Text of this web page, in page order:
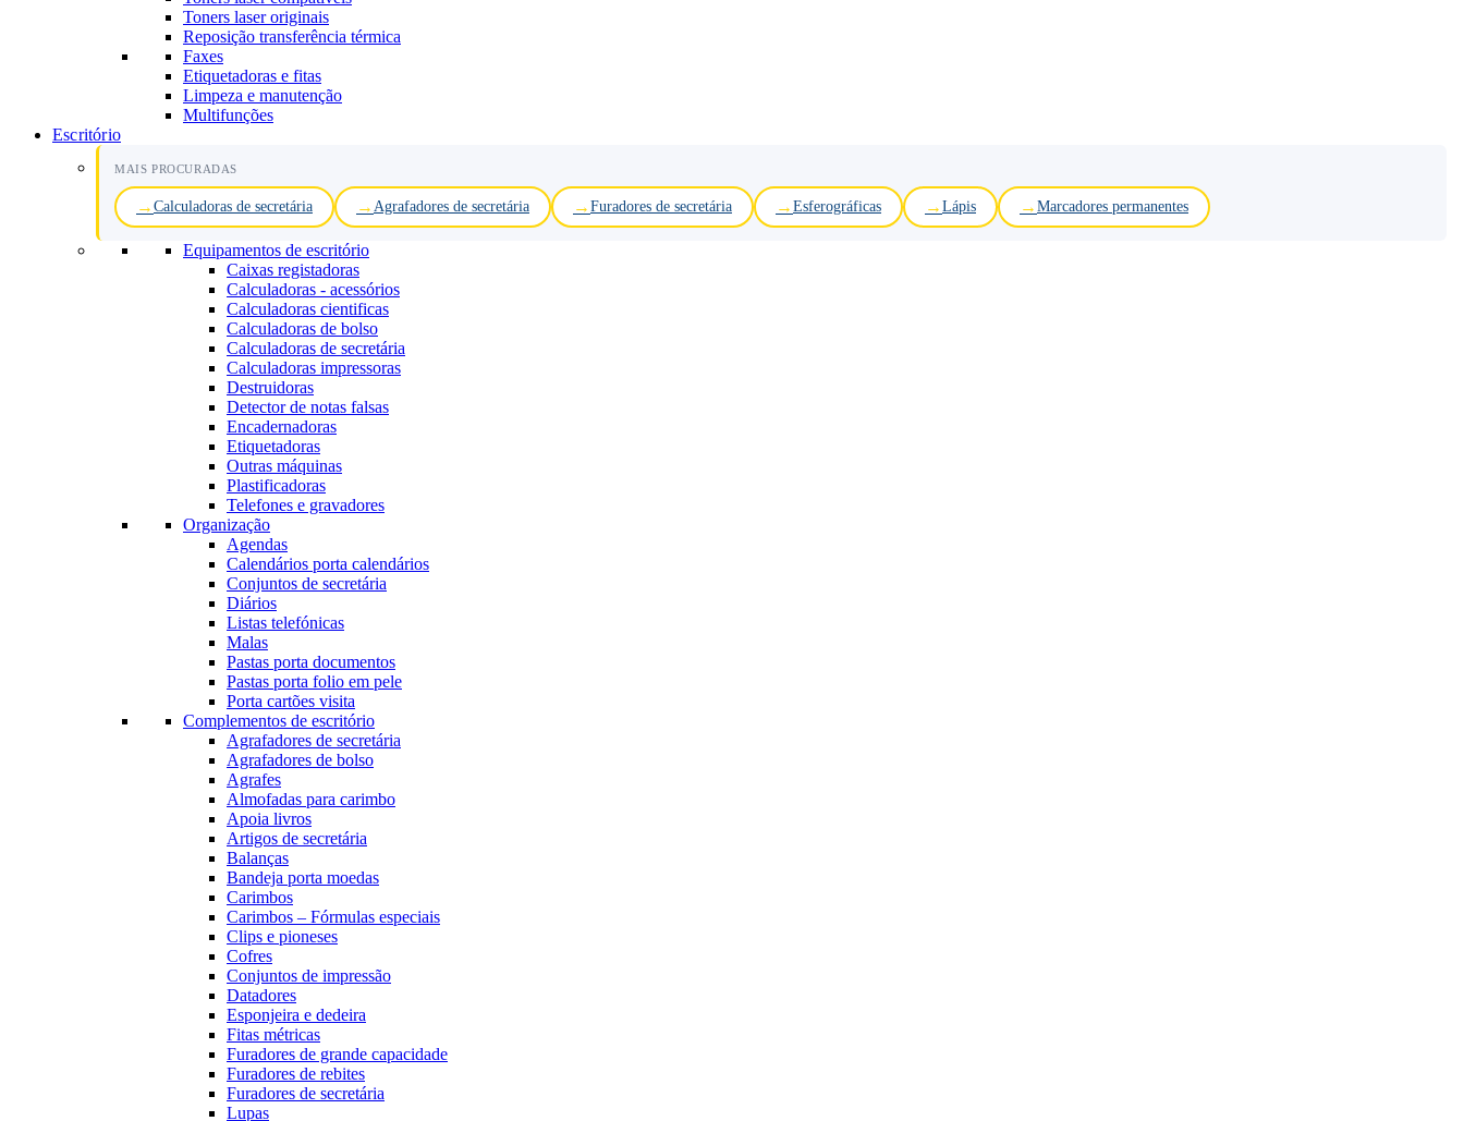
Toners laser originais
Reposição transferência térmica
Faxes
Etiquetadoras e fitas
Limpeza e manutenção
Multifunções
Escritório
MAIS PROCURADAS
Calculadoras de secretária Agrafadores de secretária Furadores de secretária Esferográficas Lápis Marcadores permanentes
Equipamentos de escritório
Caixas registadoras
Calculadoras - acessórios
Calculadoras cientificas
Calculadoras de bolso
Calculadoras de secretária
Calculadoras impressoras
Destruidoras
Detector de notas falsas
Encadernadoras
Etiquetadoras
Outras máquinas
Plastificadoras
Telefones e gravadores
Organização
Agendas
Calendários porta calendários
Conjuntos de secretária
Diários
Listas telefónicas
Malas
Pastas porta documentos
Pastas porta folio em pele
Porta cartões visita
Complementos de escritório
Agrafadores de secretária
Agrafadores de bolso
Agrafes
Almofadas para carimbo
Apoia livros
Artigos de secretária
Balanças
Bandeja porta moedas
Carimbos
Carimbos – Fórmulas especiais
Clips e pioneses
Cofres
Conjuntos de impressão
Datadores
Esponjeira e dedeira
Fitas métricas
Furadores de grande capacidade
Furadores de rebites
Furadores de secretária
Lupas